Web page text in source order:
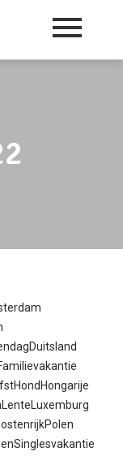
Duitsland
Hond Hongarije
LenteLuxemburg
Polen
Singlesvakantie